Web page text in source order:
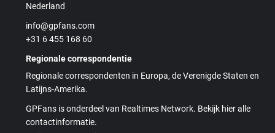
Nederland
info@gpfans.com
+31 6 455 168 60
Regionale correspondentie
Regionale correspondenten in Europa, de Verenigde Staten en
Latijns-Amerika.
GPFans is onderdeel van Realtimes Network. Bekijk hier alle
contactinformatie.